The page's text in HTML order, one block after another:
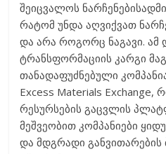
შეიცვალოს
რატომ უნდა აღვიქვათ
და არა როგორც ნაგავი. ამ
ტრანსფორმაციის კარგი
თანადაფუძნებული
Excess Materials Exchange,
რესურსების გაცვლის
მეშვეობით კომპანიები
და მდგრადი განვითარების